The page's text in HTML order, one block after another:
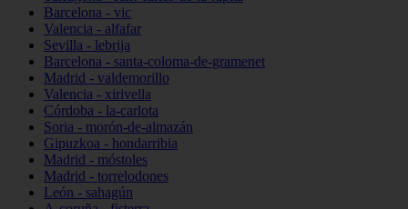
Barcelona - vic
Valencia - alfafar
Sevilla - lebrija
Barcelona - santa-coloma-de-gramenet
Madrid - valdemorillo
Valencia - xirivella
Córdoba - la-carlota
Soria - morón-de-almazán
Gipuzkoa - hondarribia
Madrid - móstoles
Madrid - torrelodones
León - sahagún